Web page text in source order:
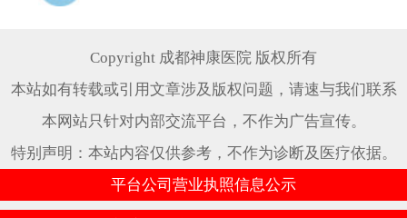
Copyright 成都神康医院 版权所有
本站如有转载或引用文章涉及版权问题，请速与我们联系
本网站只针对内部交流平台，不作为广告宣传。
特别声明：本站内容仅供参考，不作为诊断及医疗依据。
平台公司营业执照信息公示